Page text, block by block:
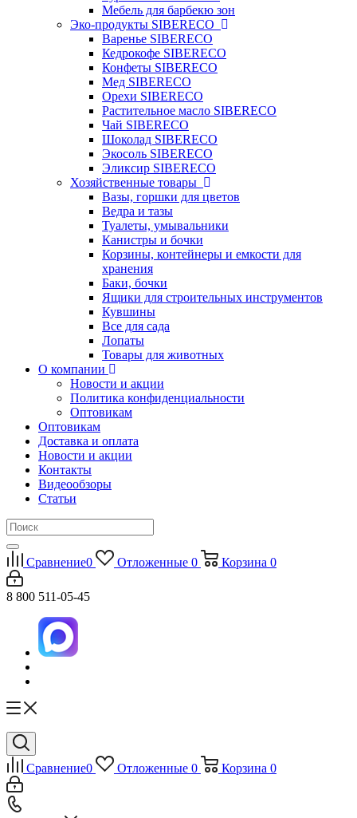
Мебель для барбекю зон
Эко-продукты SIBERECO
Варенье SIBERECO
Кедрокофе SIBERECO
Конфеты SIBERECO
Мед SIBERECO
Орехи SIBERECO
Растительное масло SIBERECO
Чай SIBERECO
Шоколад SIBERECO
Экосоль SIBERECO
Эликсир SIBERECO
Хозяйственные товары
Вазы, горшки для цветов
Ведра и тазы
Туалеты, умывальники
Канистры и бочки
Корзины, контейнеры и емкости для
хранения
Баки, бочки
Ящики для строительных инструментов
Кувшины
Все для сада
Лопаты
Товары для животных
О компании
Новости и акции
Политика конфиденциальности
Оптовикам
Оптовикам
Доставка и оплата
Новости и акции
Контакты
Видеообзоры
Статьи
Сравнение0 Отложенные 0 Корзина 0
8 800 511-05-45
Сравнение0 Отложенные 0 Корзина 0